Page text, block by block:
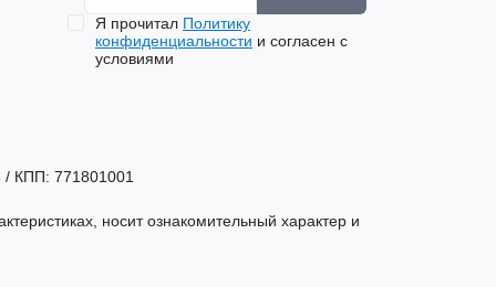
Я прочитал Политику
конфиденциальности и согласен с
условиями
КПП: 771801001
носит ознакомительный характер и